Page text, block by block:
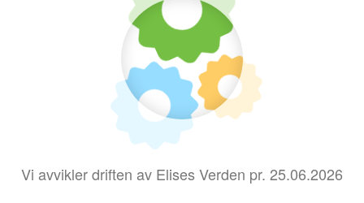
Vi avvikler driften av Elises Verden pr. 25.06.2026